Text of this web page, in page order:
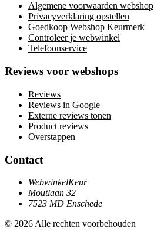
Algemene voorwaarden webshop
Privacyverklaring opstellen
Goedkoop Webshop Keurmerk
Controleer je webwinkel
Telefoonservice
Reviews voor webshops
Reviews
Reviews in Google
Externe reviews tonen
Product reviews
Overstappen
Contact
WebwinkelKeur
Moutlaan 32
7523 MD Enschede
© 2026 Alle rechten voorbehouden